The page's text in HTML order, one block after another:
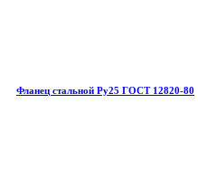
Фланец стальной Ру25 ГОСТ 12820-80